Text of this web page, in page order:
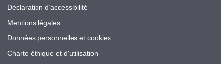
Déclaration d’accessibilité
Mentions légales
Données personnelles et cookies
Charte éthique et d'utilisation